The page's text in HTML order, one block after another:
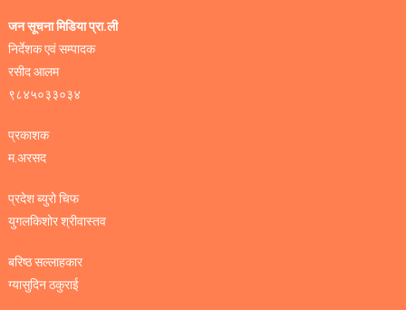
जन सूचना मिडिया प्रा.ली
निर्देशक एवं सम्पादक
रसीद आलम
९८४५०३३०३४
प्रकाशक
म.अरसद
प्रदेश ब्युरो चिफ
युगलकिशोर श्रीवास्तव
बरिष्ठ सल्लाहकार
ग्यासुदिन ठकुराई